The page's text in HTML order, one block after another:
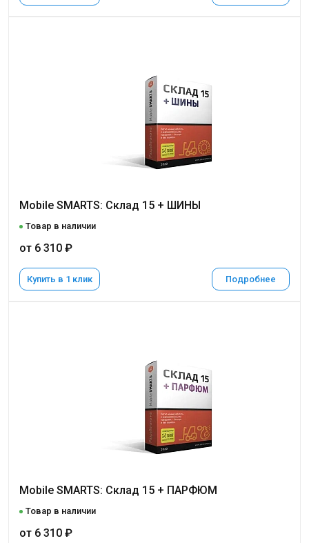
Mobile SMARTS: Склад 15 + ШИНЫ
Товар в наличии
от 6 310 ₽
Купить в 1 клик Подробнее
Mobile SMARTS: Склад 15 + ПАРФЮМ
Товар в наличии
от 6 310 ₽